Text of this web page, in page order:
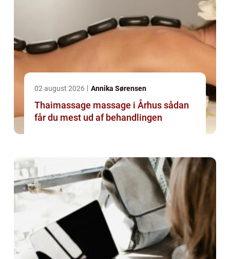
02 august 2026 Annika Sørensen
Thaimassage massage i Århus sådan
får du mest ud af behandlingen